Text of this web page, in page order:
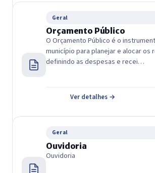
Geral
Orçamento Público
O Orçamento Público é o
município para planejar e alocar os
definindo as despesas e recei…
Ver detalhes →
Geral
Ouvidoria
Ouvidoria